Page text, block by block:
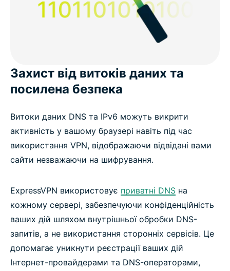
Захист від витоків даних та
посилена безпека
Витоки даних DNS та IPv6 можуть викрити
активність у вашому браузері навіть під час
використання VPN, відображаючи відвідані вами
сайти незважаючи на шифрування.
ExpressVPN використовує приватні DNS на
кожному сервері, забезпечуючи конфіденційність
ваших дій шляхом внутрішньої обробки DNS-
запитів, а не використання сторонніх сервісів. Це
допомагає уникнути реєстрації ваших дій
Інтернет-провайдерами та DNS-операторами,